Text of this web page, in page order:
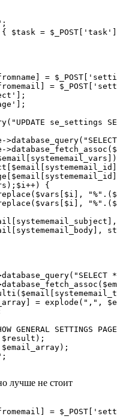
$task =
=
=
se_settings
{
= explode(",",
GENERAL SETTINGS PAGE
$result);
лучше не стоит
=